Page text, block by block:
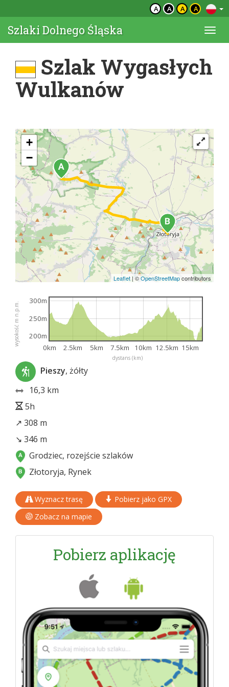
A A A A
Szlaki Dolnego Śląska
Szlak Wygasłych
Wulkanów
+
−
Leaflet | ©OpenStreetMapcontributors
dystans (km)
wysokość m n.p.m.
0km 2.5km 5km 7.5km 10km 12.5km 15km
200m
250m
300m
Pieszy, żółty
16,3 km
5h
↗ 308 m
↘ 346 m
Grodziec, rozejście szlaków
Złotoryja, Rynek
Wyznacz trasę
Pobierz jako GPX
Zobacz na mapie
Pobierz aplikację